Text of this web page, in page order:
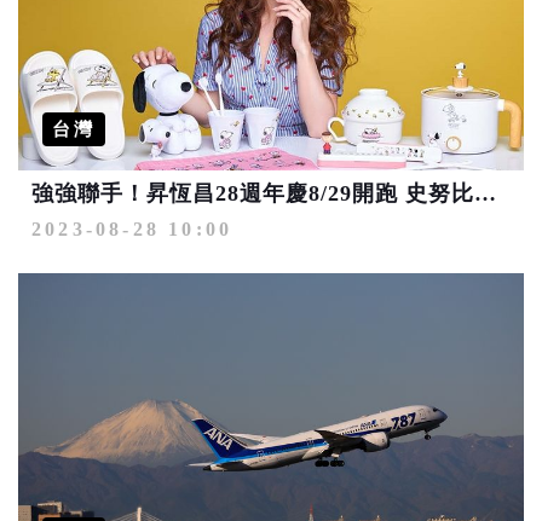
台灣
強強聯手！昇恆昌28週年慶8/29開跑 史努比限定禮可愛出擊
2023-08-28 10:00